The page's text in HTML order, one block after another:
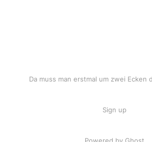
Da muss man erstmal um zwei Ecken
Sign up